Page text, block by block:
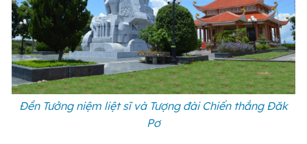
Đền Tưởng niệm liệt sĩ và Tượng đài Chiến thắng Đăk
Pơ